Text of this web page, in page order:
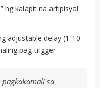
ng kalapit na artipisyal
adjustable delay (1-10
pag-trigger
sa